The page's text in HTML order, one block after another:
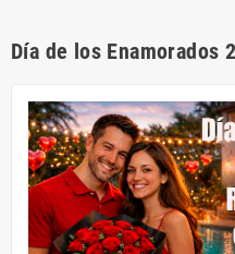
Día de los Enamorados